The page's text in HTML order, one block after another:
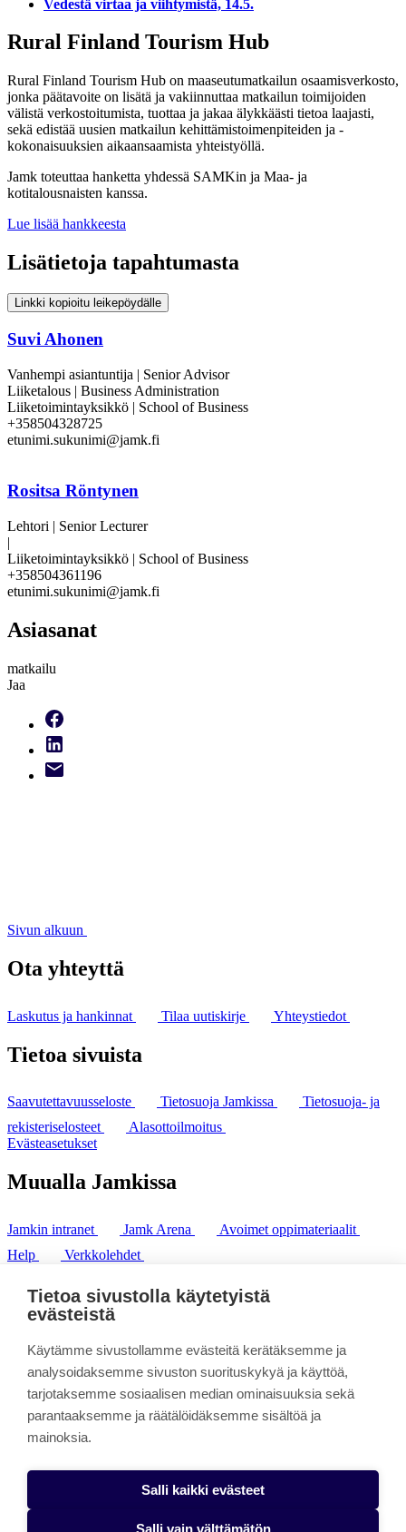
Vedestä virtaa ja viihtymistä, 14.5.
Rural Finland Tourism Hub
Rural Finland Tourism Hub on maaseutumatkailun osaamisverkosto,
jonka päätavoite on lisätä ja vakiinnuttaa matkailun toimijoiden
välistä verkostoitumista, tuottaa ja jakaa älykkäästi tietoa laajasti,
sekä edistää uusien matkailun kehittämistoimenpiteiden ja -
kokonaisuuksien aikaansaamista yhteistyöllä.
Jamk toteuttaa hanketta yhdessä SAMKin ja Maa- ja
kotitalousnaisten kanssa.
Lue lisää hankkeesta
Lisätietoja tapahtumasta
Linkki kopioitu leikepöydälle
Suvi Ahonen
Vanhempi asiantuntija | Senior Advisor
Liiketalous | Business Administration
Liiketoimintayksikkö | School of Business
+358504328725
etunimi.sukunimi@jamk.fi
Rositsa Röntynen
Lehtori | Senior Lecturer
|
Liiketoimintayksikkö | School of Business
+358504361196
etunimi.sukunimi@jamk.fi
Asiasanat
matkailu
Jaa
Sivun alkuun
Ota yhteyttä
Laskutus ja hankinnat Tilaa uutiskirje Yhteystiedot
Tietoa sivuista
Saavutettavuusseloste Tietosuoja Jamkissa
Tietosuoja- ja
rekisteriselosteet
Alasottoilmoitus
Evästeasetukset
Muualla Jamkissa
Jamkin intranet Jamk Arena
Avoimet oppimateriaalit
Help
Verkkolehdet
puh. +358 20 743 8100
fax. +358 14 449 9694
Tietoa sivustolla käytetyistä
evästeistä
Käytämme sivustollamme evästeitä kerätäksemme ja
analysoidaksemme sivuston suorituskykyä ja käyttöä,
tarjotaksemme sosiaalisen median ominaisuuksia sekä
parantaaksemme ja räätälöidäksemme sisältöä ja
mainoksia.
Salli kaikki evästeet
Salli vain välttämätön